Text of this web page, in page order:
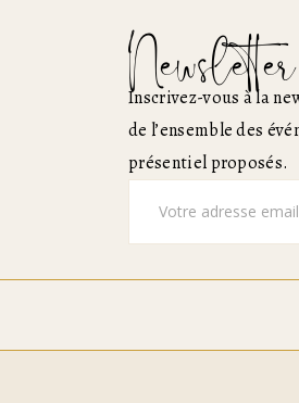
Newsletter
Inscrivez-vous à la
de l’ensemble des
présentiel proposés.